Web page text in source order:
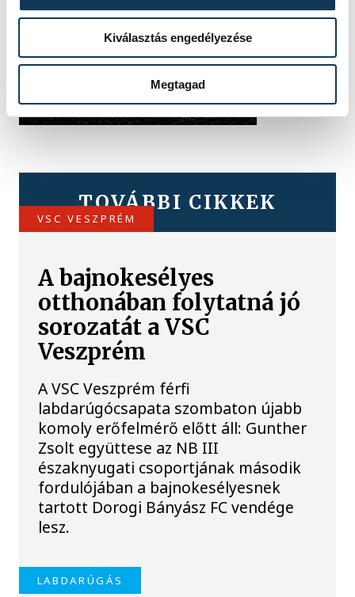
Kiválasztás engedélyezése
Megtagad
TOVÁBBI CIKKEK
VSC VESZPRÉM
A bajnokesélyes
otthonában folytatná jó
sorozatát a VSC
Veszprém
A VSC Veszprém férfi
labdarúgócsapata szombaton újabb
komoly erőfelmérő előtt áll: Gunther
Zsolt együttese az NB III
északnyugati csoportjának második
fordulójában a bajnokesélyesnek
tartott Dorogi Bányász FC vendége
lesz.
LABDARÚGÁS